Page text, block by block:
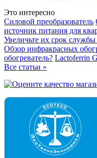
Это интересно
Силовой преобразователь
источник питания для
Увеличьте их срок
Обзор инфракрасных
обогреватель? Lactoferrin
Все статьи »